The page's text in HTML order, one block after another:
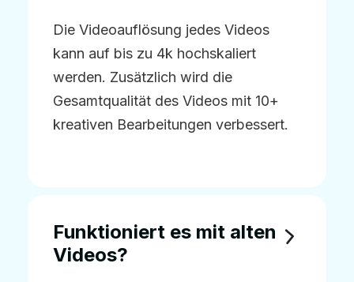
Die Videoauflösung jedes Videos
kann auf bis zu 4k hochskaliert
werden. Zusätzlich wird die
Gesamtqualität des Videos mit 10+
kreativen Bearbeitungen verbessert.
Funktioniert es mit alten
Videos?